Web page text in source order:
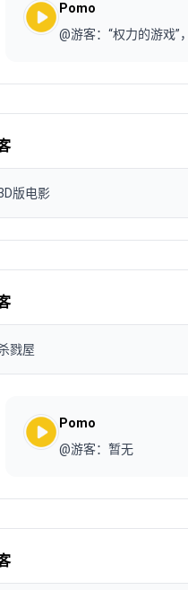
Pomo
@游客：“权力的游戏”
版电影
戮屋
Pomo
@游客：暂无